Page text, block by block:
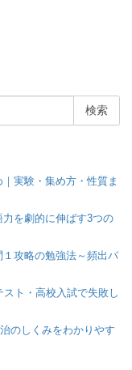
実験・集め方・性質ま
を劇的に伸ばす3つの
１攻略の勉強法～頻出パ
ト・高校入試で失敗し
のしくみをわかりやす